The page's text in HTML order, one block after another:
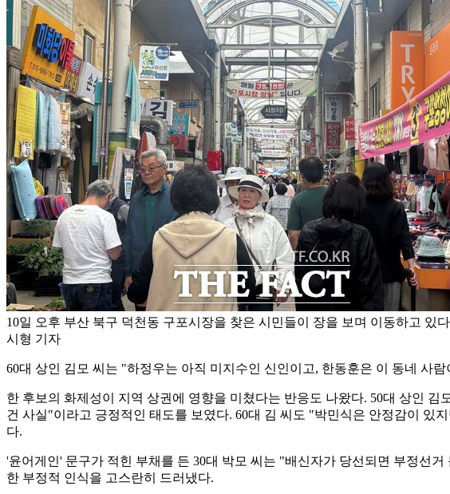
10일 오후 부산 북구 덕천동 구포시장을 찾은 시민들이 장을 보며 이동하고 있
시형 기자
60대 상인 김모 씨는 "하정우는 아직 미지수인 신인이고, 한동훈은 이 동네 사
한 후보의 화제성이 지역 상권에 영향을 미쳤다는 반응도 나왔다. 50대 상인
건 사실"이라고 긍정적인 태도를 보였다. 60대 김 씨도 "박민식은 안정감이 있
다.
'윤어게인' 문구가 적힌 부채를 든 30대 박모 씨는 "배신자가 당선되면 부정선
한 부정적 인식을 고스란히 드러냈다.